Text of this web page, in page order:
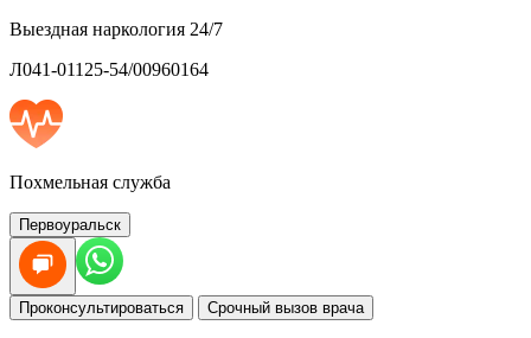
Выездная наркология 24/7
Л041-01125-54/00960164
Похмельная служба
Первоуральск
Проконсультироваться Срочный вызов врача